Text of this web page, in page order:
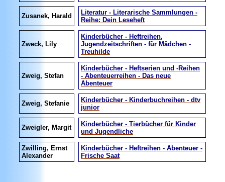
Zusanek, Harald
Literatur - Literarische Sammlungen -
Reihe: Dein Leseheft
Zweck, Lily
Kinderbücher - Heftreihen,
Jugendzeitschriften - für Mädchen -
Treuhilde
Zweig, Stefan
Kinderbücher - Heftserien und -Reihen
- Abenteuerreihen - Das neue
Abenteuer
Zweig, Stefanie
Kinderbücher - Kinderbuchreihen - dtv
junior
Zweigler, Margit
Kinderbücher - Tierbücher für Kinder
und Jugendliche
Zwilling, Ernst
Alexander
Kinderbücher - Heftreihen - Abenteuer -
Frische Saat